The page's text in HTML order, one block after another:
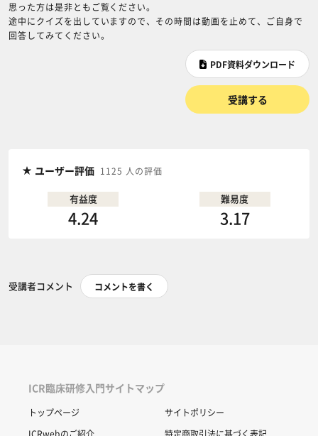
思った方は是非ともご覧ください。
途中にクイズを出していますので、その時間は動画を止めて、ご自身で
回答してみてください。
PDF資料ダウンロード
受講する
ユーザー評価 1125 人の評価
有益度
4.24
難易度
3.17
受講者コメント コメントを書く
ICR臨床研修入門サイトマップ
トップページ
サイトポリシー